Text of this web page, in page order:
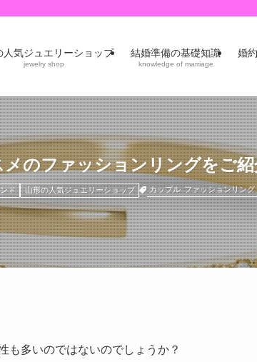
人気ジュエリーショップ
jewelry shop
結婚準備の基礎知識
knowledge of marriage
婚
のファッションリングをご
ド 山形の人気ジュエリーショップ カップル ファッションリング
も多いのではないのでしょうか？